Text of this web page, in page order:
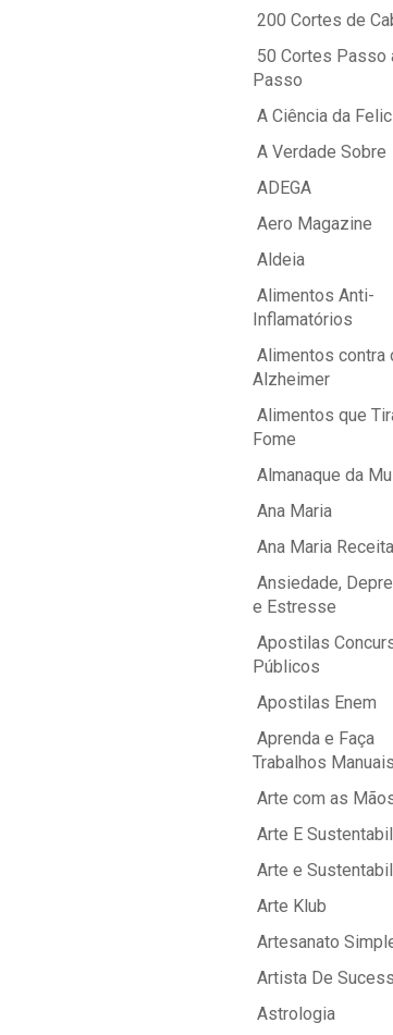
200 Cortes de
50 Cortes Passo
Passo
A Ciência da
A Verdade Sobre
ADEGA
Aero Magazine
Aldeia
Alimentos Anti-
Inflamatórios
Alimentos contra
Alzheimer
Alimentos que
Fome
Almanaque da
Ana Maria
Ana Maria
Ansiedade,
e Estresse
Apostilas
Públicos
Apostilas Enem
Aprenda e Faça
Trabalhos Manuais
Arte com as
Arte E
Arte e
Arte Klub
Artesanato
Artista De
Astrologia